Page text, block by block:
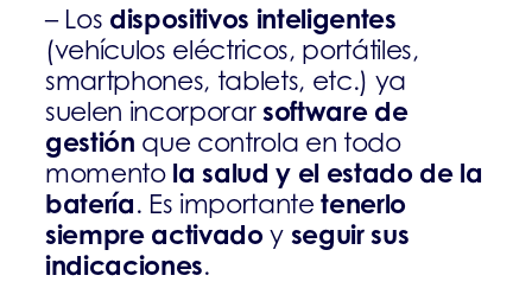
– Los dispositivos inteligentes
(vehículos eléctricos, portátiles,
smartphones, tablets, etc.) ya
suelen incorporarsoftware de
gestión que controla en todo
momento la salud y el estado de la
batería. Es importantetenerlo
siempre activado y seguir sus
indicaciones.